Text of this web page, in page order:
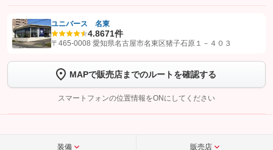
【STEP1】認証画面でグーネットを友だち追加してから「許可する」ボタンを押
トーク画面で
ボタンをタップして問い合わせを
完了してください。
こちら
ユニバース 名東
4.8671件
〒465-0008 愛知県名古屋市名東区猪子石原１－４０３
MAPで販売店までのルートを確認する
スマートフォンの位置情報をONにしてください
装備 販売店